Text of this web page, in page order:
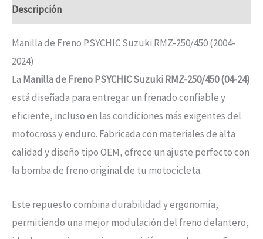
Descripción
Manilla de Freno PSYCHIC Suzuki RMZ-250/450 (2004-
2024)
La Manilla de Freno PSYCHIC Suzuki RMZ-250/450 (04-24)
está diseñada para entregar un frenado confiable y
eficiente, incluso en las condiciones más exigentes del
motocross y enduro. Fabricada con materiales de alta
calidad y diseño tipo OEM, ofrece un ajuste perfecto con
la bomba de freno original de tu motocicleta.
Este repuesto combina durabilidad y ergonomía,
permitiendo una mejor modulación del freno delantero,